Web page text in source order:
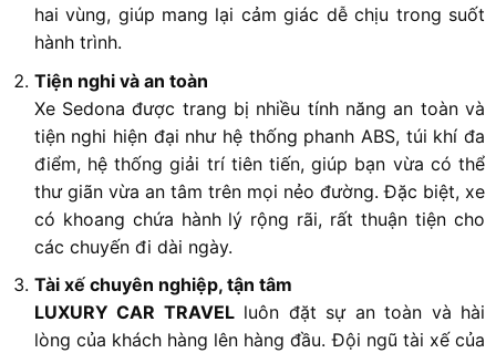
hai vùng, giúp mang lại cảm giác dễ chịu trong suốt
hành trình.
Tiện nghi và an toàn
Xe Sedona được trang bị nhiều tính năng an toàn và
tiện nghi hiện đại như hệ thống phanh ABS, túi khí đa
điểm, hệ thống giải trí tiên tiến, giúp bạn vừa có thể
thư giãn vừa an tâm trên mọi nẻo đường. Đặc biệt, xe
có khoang chứa hành lý rộng rãi, rất thuận tiện cho
các chuyến đi dài ngày.
Tài xế chuyên nghiệp, tận tâm
LUXURY CAR TRAVELluôn đặt sự an toàn và hài
lòng của khách hàng lên hàng đầu. Đội ngũ tài xế của